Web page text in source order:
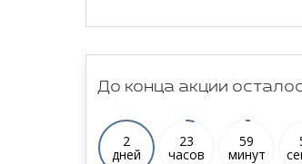
До конца акции
2
дней
23
часов
59
минут